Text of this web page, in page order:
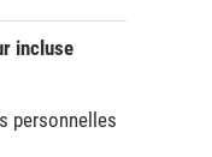
incluse
personnelles